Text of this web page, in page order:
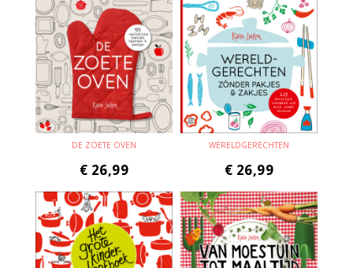
DE ZOETE OVEN
€ 26,99
WERELDGERECHTEN
€ 26,99